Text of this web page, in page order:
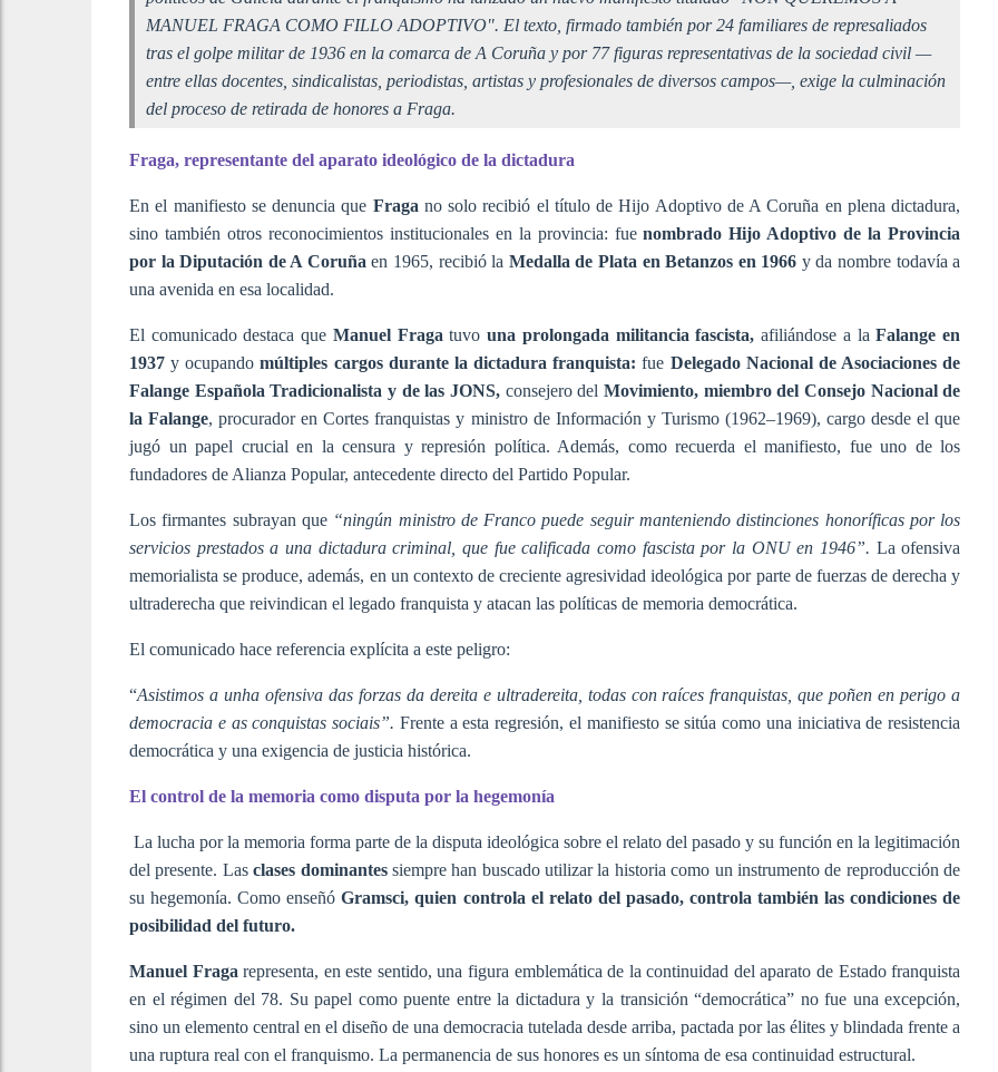
MANUEL FRAGA COMO FILLO ADOPTIVO". El texto, firmado también por 24 familiares de represaliados
tras el golpe militar de 1936 en la comarca de A Coruña y por 77 figuras representativas de la sociedad civil —
entre ellas docentes, sindicalistas, periodistas, artistas y profesionales de diversos campos—, exige la culminación
del proceso de retirada de honores a Fraga.
Fraga, representante del aparato ideológico de la dictadura
En el manifiesto se denuncia que Fraga no solo recibió el título de Hijo Adoptivo de A Coruña en plena dictadura,
sino también otros reconocimientos institucionales en la provincia: fuenombrado Hijo Adoptivo de la Provincia
por la Diputación de A Coruñaen 1965, recibió la Medalla de Plata en Betanzos en 1966 y da nombre todavía a
una avenida en esa localidad.
El comunicado destaca que Manuel Fraga tuvouna prolongada militancia fascista, afiliándose a la Falange en
1937 y ocupandomúltiples cargos durante la dictadura franquista:fue Delegado Nacional de Asociaciones de
Falange Española Tradicionalista y de las JONS,consejero del Movimiento, miembro del Consejo Nacional de
la Falange, procurador en Cortes franquistas y ministro de Información y Turismo (1962–1969), cargo desde el que
jugó un papel crucial en la censura y represión política. Además, como recuerda el manifiesto, fue uno de los
fundadores de Alianza Popular, antecedente directo del Partido Popular.
Los firmantes subrayan que “ningún ministro de Franco puede seguir manteniendo distinciones honoríficas por los
servicios prestados a una dictadura criminal, que fue calificada como fascista por la ONU en 1946”. La ofensiva
memorialista se produce, además, en un contexto de creciente agresividad ideológica por parte de fuerzas de derecha y
ultraderecha que reivindican el legado franquista y atacan las políticas de memoria democrática.
El comunicado hace referencia explícita a este peligro:
“Asistimos a unha ofensiva das forzas da dereita e ultradereita, todas con raíces franquistas, que poñen en perigo a
democracia e as conquistas sociais”. Frente a esta regresión, el manifiesto se sitúa como una iniciativa de resistencia
democrática y una exigencia de justicia histórica.
El control de la memoria como disputa por la hegemonía
La lucha por la memoria forma parte de la disputa ideológica sobre el relato del pasado y su función en la legitimación
del presente. Lasclases dominantessiempre han buscado utilizar la historia como un instrumento de reproducción de
su hegemonía. Como enseñóGramsci, quien controla el relato del pasado, controla también las condiciones de
posibilidad del futuro.
Manuel Fraga representa, en este sentido, una figura emblemática de la continuidad del aparato de Estado franquista
en el régimen del 78. Su papel como puente entre la dictadura y la transición “democrática” no fue una excepción,
sino un elemento central en el diseño de una democracia tutelada desde arriba, pactada por las élites y blindada frente a
una ruptura real con el franquismo. La permanencia de sus honores es un síntoma de esa continuidad estructural.